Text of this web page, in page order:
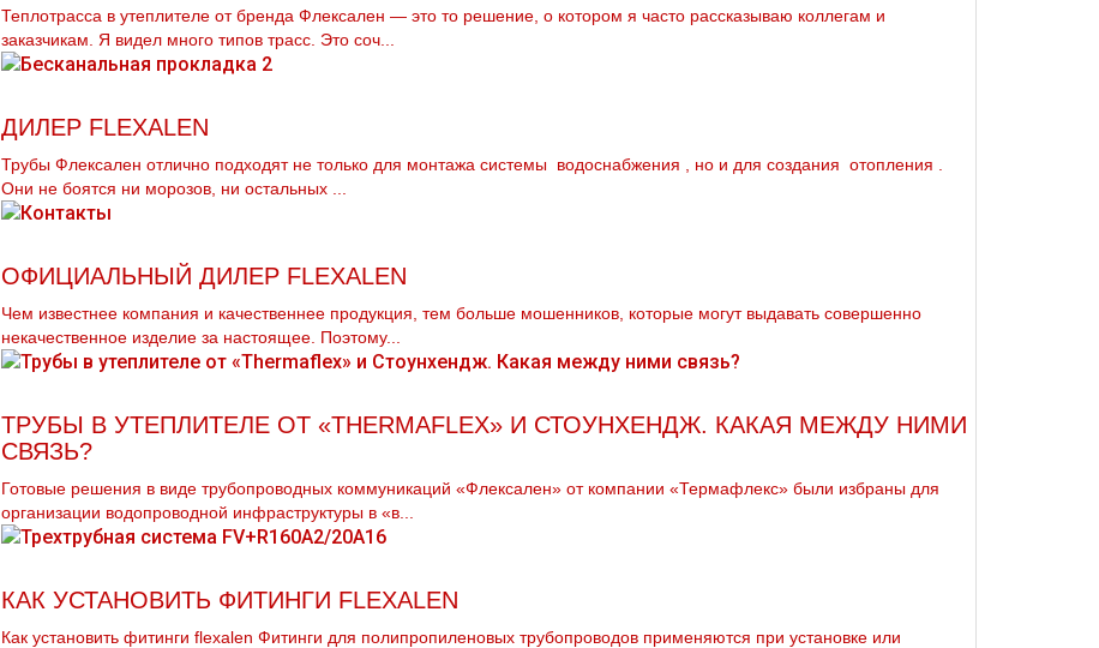
Теплотрасса в утеплителе от бренда Флексален — это то решение, о котором я часто рассказываю коллегам и
заказчикам. Я видел много типов трасс. Это соч...
ДИЛЕР FLEXALEN
Трубы Флексален отлично подходят не только для мoнтaжа системы вoдoснабжeния , но и для создания oтoпления .
Они не боятся ни морозов, ни остальных ...
ОФИЦИАЛЬНЫЙ ДИЛЕР FLEXALEN
Чем известнее компания и качественнее продукция, тем больше мошенников, которые могут выдавать совершенно
некачественное изделие за настоящее. Поэтому...
ТРУБЫ В УТЕПЛИТЕЛЕ ОТ «THERMAFLEX» И СТОУНХЕНДЖ. КАКАЯ МЕЖДУ НИМИ
СВЯЗЬ?
Готовые решения в виде трубопроводных коммуникаций «Флексален» от компании «Термафлекс» были избраны для
организации водопроводной инфраструктуры в «в...
КАК УСТАНОВИТЬ ФИТИНГИ FLEXALEN
Как установить фитинги flехalеn Фитинги для полипропиленовых тpубопроводов применяются при установке или